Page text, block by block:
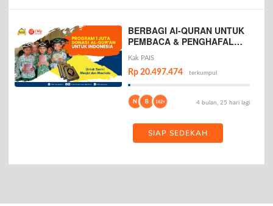
BERBAGI Al-QURAN UNTUK
PEMBACA & PENGHAFAL
AL-QURAN
Kak PAIS
Rp 20.497.474 terkumpul
N B 162+ 4 bulan, 25 hari lagi
SIAP SEDEKAH